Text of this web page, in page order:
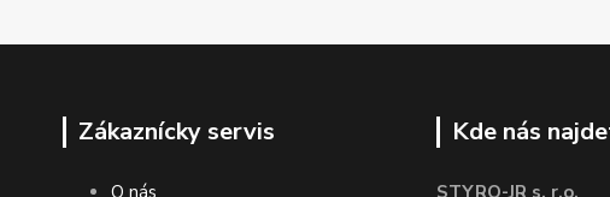
Zákaznícky servis
O nás
Kde nás
STYRO-JR s. r.o.